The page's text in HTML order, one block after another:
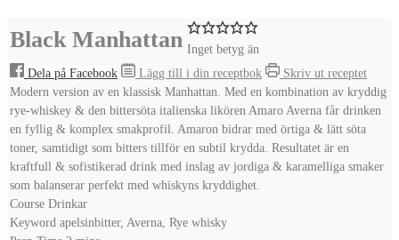
Black Manhattan Inget betyg än
Dela på Facebook
Lägg till i din receptbok
Skriv ut receptet
Modern version av en klassisk Manhattan. Med en kombination av kryddig
rye-whiskey & den bittersöta italienska likören Amaro Averna får drinken
en fyllig & komplex smakprofil. Amaron bidrar med örtiga & lätt söta
toner, samtidigt som bitters tillför en subtil krydda. Resultatet är en
kraftfull & sofistikerad drink med inslag av jordiga & karamelliga smaker
som balanserar perfekt med whiskyns kryddighet.
Course Drinkar
Keyword apelsinbitter, Averna, Rye whisky